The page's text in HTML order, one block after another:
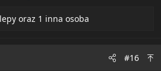
oraz 1 inna osoba
#16